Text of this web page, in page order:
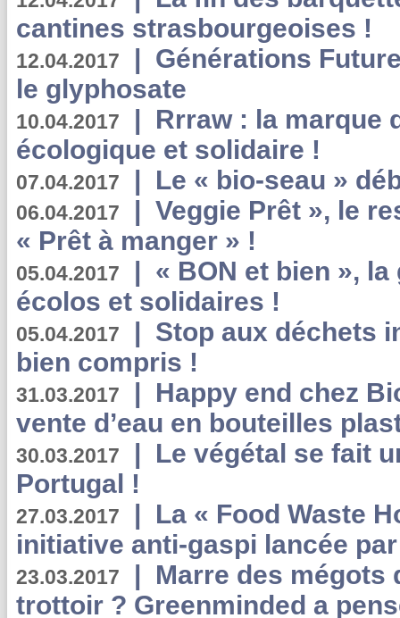
cantines strasbourgeoises !
12.04.2017 | Générations
le glyphosate
10.04.2017 | Rrraw : la marque
écologique et solidaire !
07.04.2017 | Le « bio-seau »
06.04.2017 | Veggie Prêt », le
« Prêt à manger » !
05.04.2017 | « BON et bien »,
écolos et solidaires !
05.04.2017 | Stop aux déchets
bien compris !
31.03.2017 | Happy end chez
vente d’eau en bouteilles
30.03.2017 | Le végétal se fait
Portugal !
27.03.2017 | La « Food Waste
initiative anti-gaspi lancée
23.03.2017 | Marre des mégots
trottoir ? Greenminded a